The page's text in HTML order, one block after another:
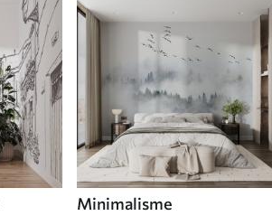
Minimalisme